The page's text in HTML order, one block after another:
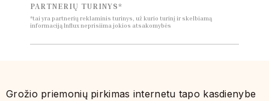
PARTNERIŲ TURINYS*
*tai yra partnerių reklaminis turinys, už kurio turinį ir skelbiamą
informaciją Influx neprisiima jokios atsakomybės
Grožio priemonių pirkimas internetu tapo kasdienybe